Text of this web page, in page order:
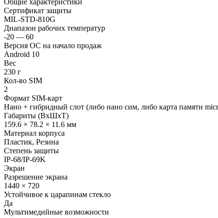
Сертификат защиты
MIL-STD-810G
Диапазон рабочих температур
-20 — 60
Версия ОС на начало продаж
Android 10
Вес
230 г
Кол-во SIM
2
Формат SIM-карт
Нано + гибридный слот (либо нано сим, либо карта памяти
Габариты (ВxШxТ)
159.6 × 78.2 × 11.6 мм
Материал корпуса
Пластик, Резина
Степень защиты
IP-68/IP-69K
Экран
Разрешение экрана
1440 × 720
Устойчивое к царапинам стекло
Да
Мультимедийные возможности